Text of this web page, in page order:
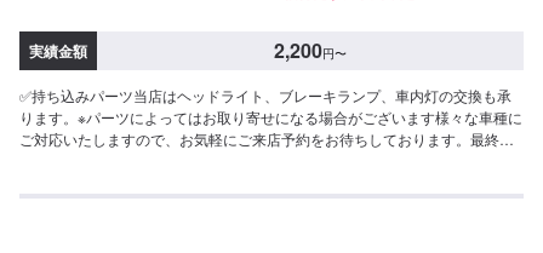
実績金額 2,200円〜
✅持ち込みパーツ当店はヘッドライト、ブレーキランプ、車内灯の交換も承
ります。※パーツによってはお取り寄せになる場合がございます様々な車種に
ご対応いたしますので、お気軽にご来店予約をお待ちしております。最終予